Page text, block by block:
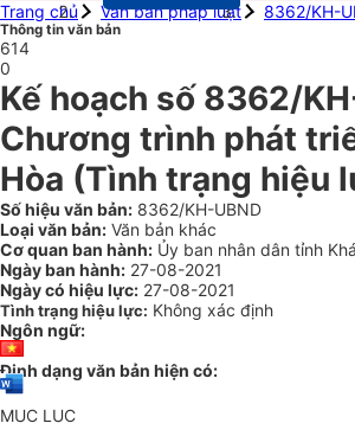
Trang chủ
Văn bản pháp luật 8362/KH-
Thông tin văn bản
614
0
Kế hoạch số 8362/
Chương trình phát
Hòa (Tình trạng hiệu
Số hiệu văn bản: 8362/KH-UBND
Loại văn bản: Văn bản khác
Cơ quan ban hành: Ủy ban nhân dân tỉnh
Ngày ban hành: 27-08-2021
Ngày có hiệu lực: 27-08-2021
Tình trạng hiệu lực: Không xác định
Ngôn ngữ:
Định dạng văn bản hiện có:
MỤC LỤC